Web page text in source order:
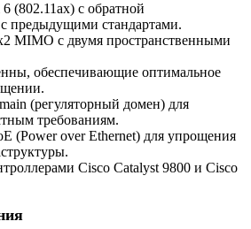
(802.11ax) с обратной
предыдущими стандартами.
MIMO с двумя пространственными
обеспечивающие оптимальное
(регуляторный домен) для
требованиям.
(Power over Ethernet) для упрощения
Cisco Catalyst 9800 и Cisco